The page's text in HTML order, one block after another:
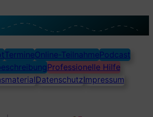
TermineOnline-TeilnahmePodcast
Professionelle Hilfe
DatenschutzImpressum